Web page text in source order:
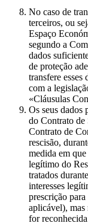
No caso de
terceiros, ou
Espaço
segundo a
dados
de proteção
transfere
com a
«Cláusulas
Os seus dados
do Contrato de
Contrato de
rescisão,
medida em
legítimo do
tratados
interesses
prescrição
aplicável), mas
for